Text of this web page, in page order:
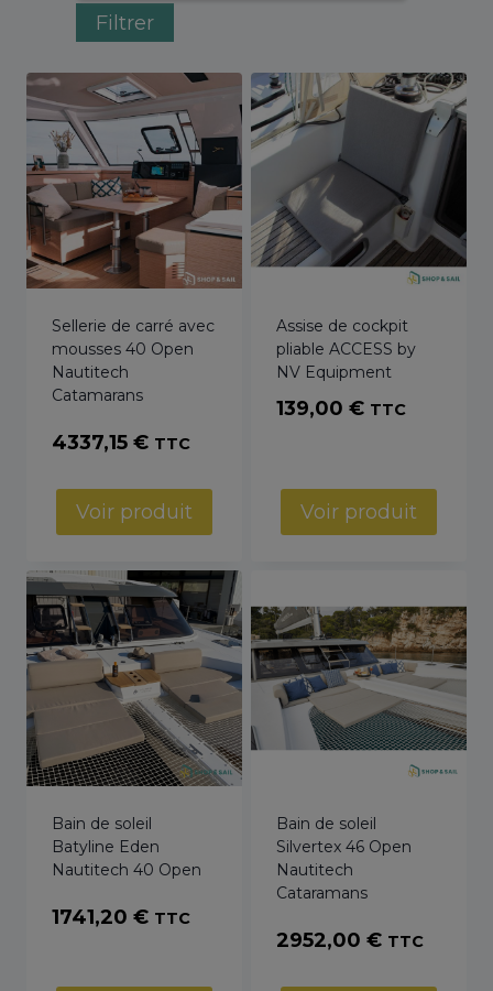
Sellerie de carré avec
mousses 40 Open
Nautitech
Catamarans
4337,15 € TTC
Voir produit
Assise de cockpit
pliable ACCESS by
NV Equipment
139,00 € TTC
Voir produit
Bain de soleil
Batyline Eden
Nautitech 40 Open
1741,20 € TTC
Bain de soleil
Silvertex 46 Open
Nautitech
Cataramans
2952,00 € TTC
Filtrer